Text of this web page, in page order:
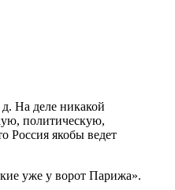
д. На деле никакой
политическую,
Россия якобы ведет
уже у ворот Парижа».